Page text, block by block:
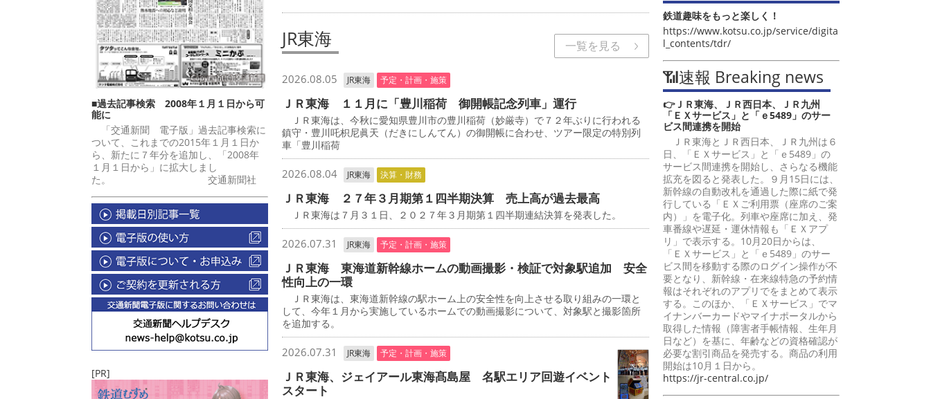
■過去記事検索 2008年１月１日から可
能に
「交通新聞 電子版」過去記事検索に
ついて、これまでの2015年１月１日か
ら、新たに７年分を追加し、「2008年
１月１日から」に拡大しまし
た。 交通新聞社
[PR]
JR東海 一覧を見る
2026.08.05 JR東海 予定・計画・施策
ＪＲ東海 １１月に「豊川稲荷 御開帳記念列車」運行
ＪＲ東海は、今秋に愛知県豊川市の豊川稲荷（妙厳寺）で７２年ぶりに行われる
鎮守・豊川吒枳尼眞天（だきにしんてん）の御開帳に合わせ、ツアー限定の特別列
車「豊川稲荷
2026.08.04 JR東海 決算・財務
ＪＲ東海 ２７年３月期第１四半期決算 売上高が過去最高
ＪＲ東海は７月３１日、２０２７年３月期第１四半期連結決算を発表した。
2026.07.31 JR東海 予定・計画・施策
ＪＲ東海 東海道新幹線ホームの動画撮影・検証で対象駅追加 安全
性向上の一環
ＪＲ東海は、東海道新幹線の駅ホーム上の安全性を向上させる取り組みの一環と
して、今年１月から実施しているホームでの動画撮影について、対象駅と撮影箇所
を追加する。
2026.07.31 JR東海 予定・計画・施策
ＪＲ東海、ジェイアール東海髙島屋 名駅エリア回遊イベント
スタート
鉄道趣味をもっと楽しく！
https://www.kotsu.co.jp/service/digita
l_contents/tdr/
📶速報 Breaking news
👉ＪＲ東海、ＪＲ西日本、ＪＲ九州
「ＥＸサービス」と「ｅ5489」のサー
ビス間連携を開始
ＪＲ東海とＪＲ西日本、ＪＲ九州は６
日、「ＥＸサービス」と「ｅ5489」の
サービス間連携を開始し、さらなる機能
拡充を図ると発表した。９月15日には、
新幹線の自動改札を通過した際に紙で発
行している「ＥＸご利用票（座席のご案
内）」を電子化。列車や座席に加え、発
車番線や遅延・運休情報も「ＥＸアプ
リ」で表示する。10月20日からは、
「ＥＸサービス」と「ｅ5489」のサー
ビス間を移動する際のログイン操作が不
要となり、新幹線・在来線特急の予約情
報はそれぞれのアプリでをまとめて表示
する。このほか、「ＥＸサービス」でマ
イナンバーカードやマイナポータルから
取得した情報（障害者手帳情報、生年月
日など）を基に、年齢などの資格確認が
必要な割引商品を発売する。商品の利用
開始は10月１日から。
https://jr-central.co.jp/